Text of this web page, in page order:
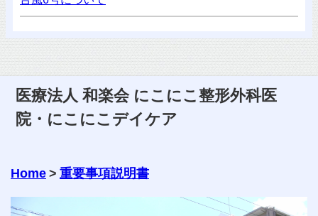
医療法人 和楽会 にこにこ整形外科医
院・にこにこデイケア
Home > 重要事項説明書